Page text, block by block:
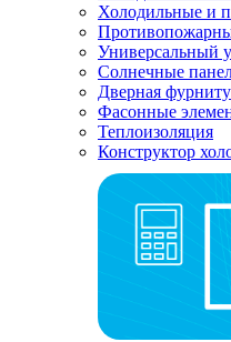
Холодильные и
Универсальный
Солнечные
Дверная
Фасонные
Теплоизоляция
Конструктор